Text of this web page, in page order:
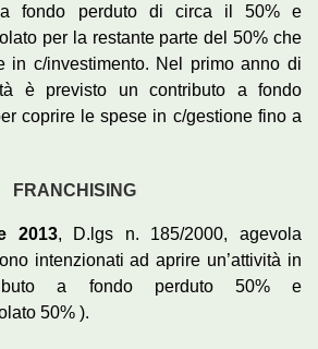
fondo perduto di circa il 50% e
per la restante parte del 50% che
in c/investimento. Nel primo anno di
è previsto un contributo a fondo
coprire le spese in c/gestione fino a
FRANCHISING
2013, D.lgs n. 185/2000, agevola
intenzionati ad aprire un’attività in
a fondo perduto 50% e
50% ).